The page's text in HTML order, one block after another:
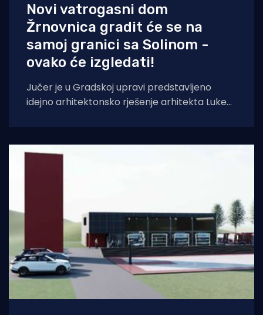
Novi vatrogasni dom
Žrnovnica gradit će se na
samoj granici sa Solinom -
ovako će izgledati!
Jučer je u Gradskoj upravi predstavljeno
idejno arhitektonsko rješenje arhitekta Luke